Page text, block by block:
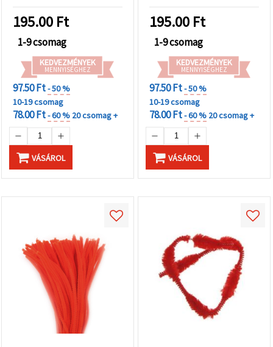
stílusos DIY
dekorációkhoz
195.00 Ft
1-9 csomag
KEDVEZMÉNYEK
MENNYISÉGHEZ
97.50 Ft- 50 %
10-19 csomag
78.00 Ft- 60 % 20 csomag +
VÁSÁROL
195.00 Ft
1-9 csomag
KEDVEZMÉNYEK
MENNYISÉGHEZ
97.50 Ft- 50 %
10-19 csomag
78.00 Ft- 60 % 20 csomag +
VÁSÁROL